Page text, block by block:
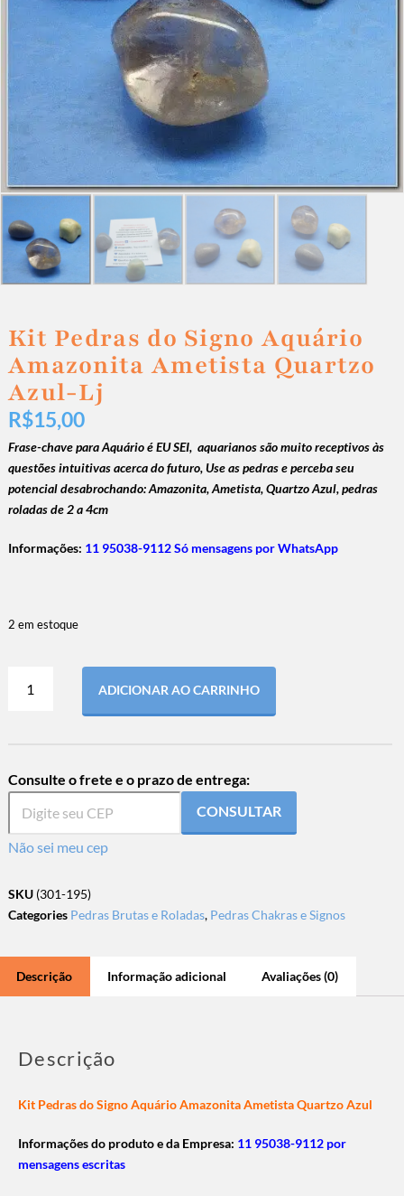
Kit Pedras do Signo Aquário
Amazonita Ametista Quartzo
Azul-Lj
R$15,00
Frase-chave para Aquário é EU SEI, aquarianos são muito receptivos às
questões intuitivas acerca do futuro,Use as pedras e perceba seu
potencial desabrochando: Amazonita, Ametista, Quartzo Azul, pedras
roladas de 2 a 4cm
Informações: 11 95038-9112 Só mensagens por WhatsApp
2 em estoque
ADICIONAR AO CARRINHO
Consulte o frete e o prazo de entrega:
CONSULTAR
Não sei meu cep
SKU (301-195)
Categories Pedras Brutas e Roladas, Pedras Chakras e Signos
Descrição Informação adicional Avaliações (0)
Descrição
Kit Pedras do Signo Aquário Amazonita Ametista Quartzo Azul
Informações do produto e da Empresa: 11 95038-9112 por
mensagens escritas